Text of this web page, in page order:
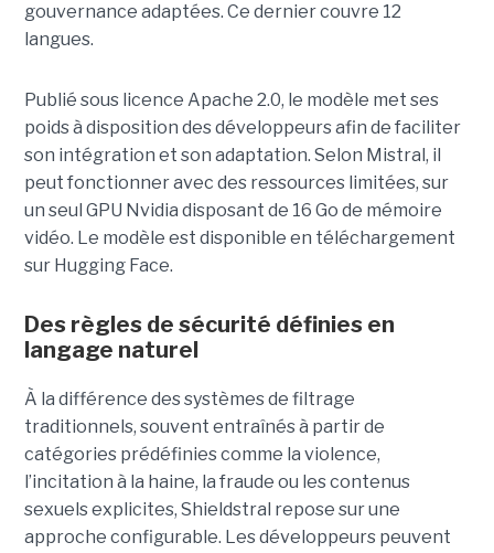
gouvernance adaptées. Ce derniercouvre 12
langues.
Publié sous licence Apache 2.0, le modèle met ses
poids à disposition des développeurs afin de faciliter
son intégration et son adaptation. Selon Mistral, il
peut fonctionner avec des ressources limitées, sur
un seul GPU Nvidia disposant de 16 Go de mémoire
vidéo. Le modèle est disponible en téléchargement
sur Hugging Face.
Des règles de sécurité définies en
langage naturel
À la différence des systèmes de filtrage
traditionnels, souvent entraînés à partir de
catégories prédéfinies comme la violence,
l’incitation à la haine, la fraude ou les contenus
sexuels explicites, Shieldstral repose sur une
approche configurable. Les développeurs peuvent